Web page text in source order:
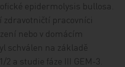
epidermolysis bullosa.
pracovníci
nebo v domácím
schválen na základě
a studie fáze III GEM-3.